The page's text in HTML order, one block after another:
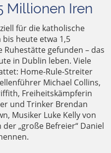
DESSEN GRAB
CEMETERY
ALS IRISCHER
IREN LIEGEN HIER
AUFWENDIG
PUB IN
IM JAHRE 1833 –
NEBEN DEM
Millionen Iren
für die katholische
heute etwa 1,5
gefunden – das
in Dublin leben. Viele
Home-Rule-Streiter
Michael Collins,
Freiheitskämpferin
und Trinker Brendan
Musiker Luke Kelly von
„große Befreier“ Daniel